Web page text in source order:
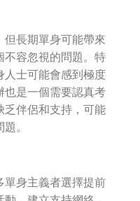
長期單身可能帶來
不容忽視的問題。特
人士可能會感到極度
也是一個需要認真考
乏伴侶和支持，可能
。
單身主義者選擇提前